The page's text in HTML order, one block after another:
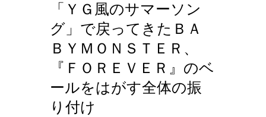
「ＹＧ風のサマーソン
グ」で戻ってきたＢＡ
ＢＹＭＯＮＳＴＥＲ、
『ＦＯＲＥＶＥＲ』のベ
ールをはがす全体の振
り付け